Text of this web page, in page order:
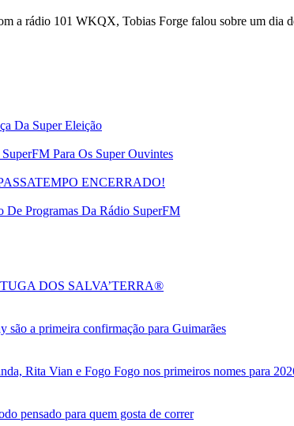
a rádio 101 WKQX, Tobias Forge falou sobre um dia
Da Super Eleição
Para Os Super Ouvintes
ENCERRADO!
De Programas Da Rádio SuperFM
DOS SALVA’TERRA®
são a primeira confirmação para Guimarães
Rita Vian e Fogo Fogo nos primeiros nomes para
pensado para quem gosta de correr